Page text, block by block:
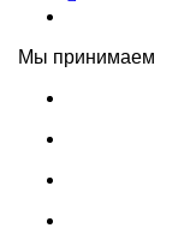
Мы принимаем